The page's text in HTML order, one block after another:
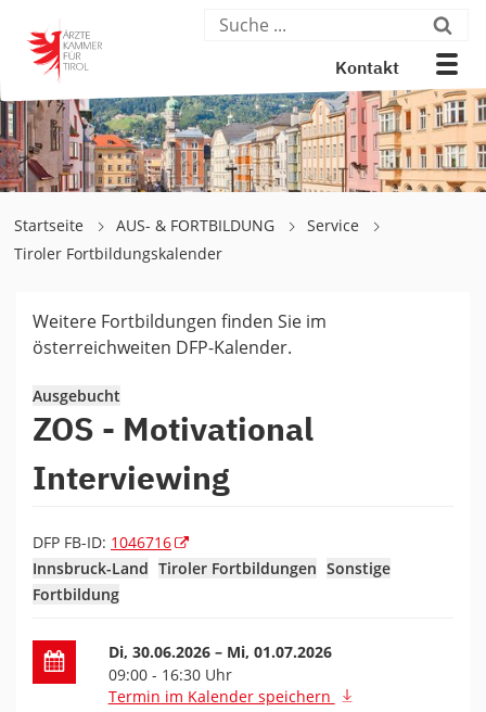
Kontakt
Startseite AUS- & FORTBILDUNG
Service
Tiroler Fortbildungskalender
Weitere Fortbildungen finden Sie im
österreichweiten DFP-Kalender.
Ausgebucht
ZOS - Motivational
Interviewing
DFP FB-ID: 1046716
Innsbruck-Land Tiroler Fortbildungen Sonstige
Fortbildung
Datum der Fortbildung
Di, 30.06.2026 – Mi, 01.07.2026
09:00 - 16:30 Uhr
Termin im Kalender speichern